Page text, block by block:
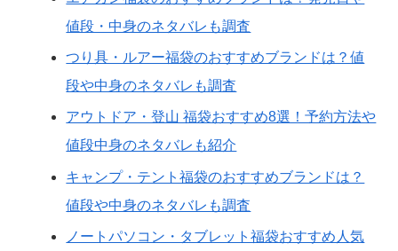
値段・中身のネタバレも調査
つり具・ルアー福袋のおすすめブランドは？値
段や中身のネタバレも調査
アウトドア・登山 福袋おすすめ8選！予約方法や
値段中身のネタバレも紹介
キャンプ・テント福袋のおすすめブランドは？
値段や中身のネタバレも調査
ノートパソコン・タブレット福袋おすすめ人気